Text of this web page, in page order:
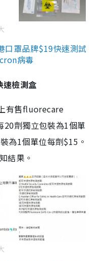
口罩品牌$19快速測試
病毒
檢測盒
有售fluorecare
20劑獨立包裝為1個單
為1個單位每劑$15。
結果。